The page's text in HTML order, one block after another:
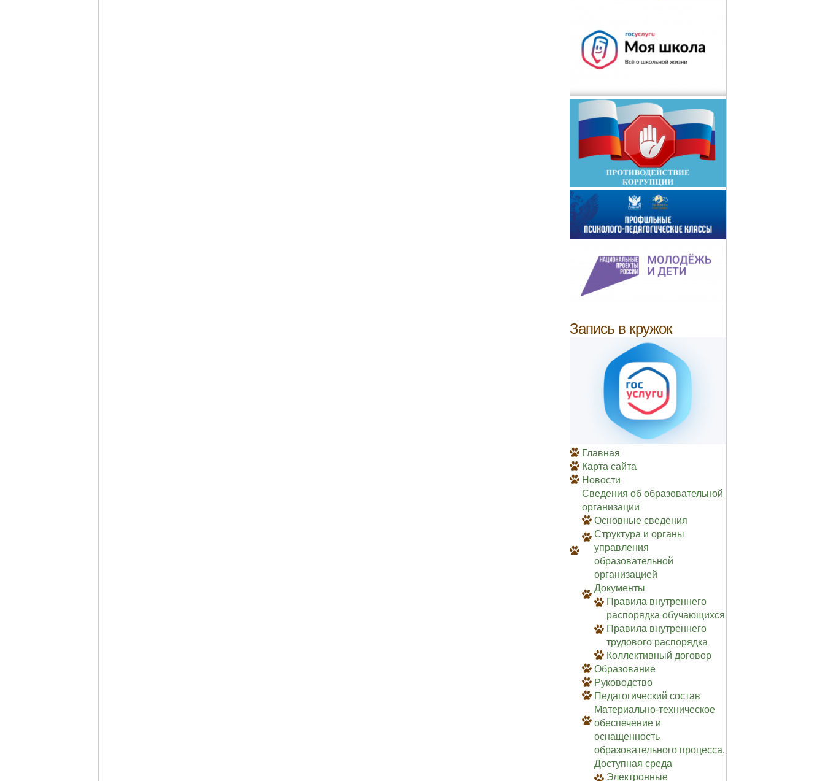
Запись в кружок
Главная
Карта сайта
Новости
Сведения об образовательной
организации
Основные сведения
Структура и органы
управления
образовательной
организацией
Документы
Правила внутреннего
распорядка обучающихся
Правила внутреннего
трудового распорядка
Коллективный договор
Образование
Руководство
Педагогический состав
Материально-техническое
обеспечение и
оснащенность
образовательного процесса.
Доступная среда
Электронные